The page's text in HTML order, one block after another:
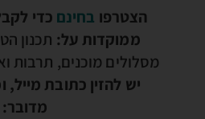
הצטרפו בחינם כדי
ממוקדות על: תכנון
מסלולים מוכנים, תרבות
יש להזין כתובת מייל,
מדובר: